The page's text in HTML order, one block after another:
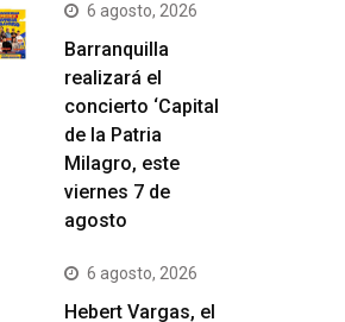
6 agosto, 2026
Barranquilla
realizará el
concierto ‘Capital
de la Patria
Milagro, este
viernes 7 de
agosto
6 agosto, 2026
Hebert Vargas, el